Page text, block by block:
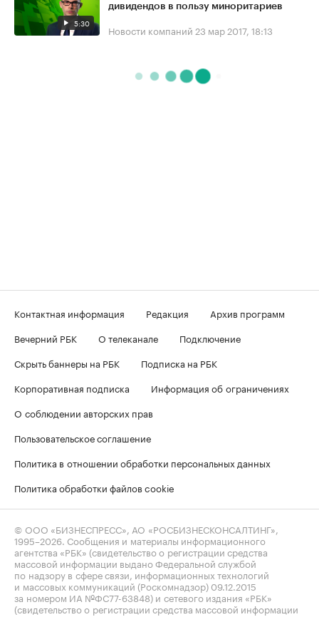
5:30
дивидендов в пользу миноритариев
Новости компаний 23 мар 2017, 18:13
Контактная информация Редакция
Архив программ
Вечерний РБК
О телеканале
Подключение
Скрыть баннеры на РБК
Подписка на РБК
Корпоративная подписка
Информация об ограничениях
О соблюдении авторских прав
Пользовательское соглашение
Политика в отношении обработки персональных данных
Политика обработки файлов cookie
© ООО «БИЗНЕСПРЕСС», АО «РОСБИЗНЕСКОНСАЛТИНГ»,
1995–2026. Сообщения и материалы информационного
агентства «РБК» (свидетельство о регистрации средства
массовой информации выдано Федеральной службой
по надзору в сфере связи, информационных технологий
и массовых коммуникаций (Роскомнадзор) 09.12.2015
за номером ИА №ФС77-63848) и сетевого издания «РБК»
(свидетельство о регистрации средства массовой информации